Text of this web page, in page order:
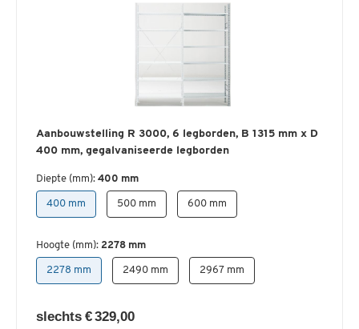
Aanbouwstelling R 3000, 6 legborden, B 1315 mm x D
400 mm, gegalvaniseerde legborden
Diepte (mm): 400 mm
400 mm 500 mm 600 mm
Hoogte (mm): 2278 mm
2278 mm 2490 mm 2967 mm
slechts € 329,00